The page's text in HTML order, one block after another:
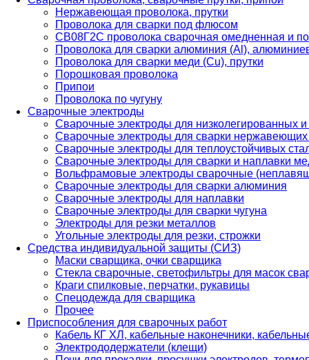
Нержавеющая проволока, прутки
Проволока для сварки под флюсом
СВ08Г2С проволока сварочная омедненная и
Проволока для сварки алюминия (Al),
Проволока для сварки меди (Cu), прутки
Порошковая проволока
Припои
Проволока по чугуну
Сварочные электроды
Сварочные электроды для низколегированных и
Сварочные электроды для сварки
Сварочные электроды для теплоустойчивых
Сварочные электроды для сварки и наплавки
Вольфрамовые электроды сварочные
Сварочные электроды для сварки алюминия
Сварочные электроды для наплавки
Сварочные электроды для сварки чугуна
Электроды для резки металлов
Угольные электроды для резки, строжки
Средства индивидуальной защиты (СИЗ)
Маски сварщика, очки сварщика
Стекла сварочные, светофильтры для масок
Краги спилковые, перчатки, рукавицы
Спецодежда для сварщика
Прочее
Приспособления для сварочных работ
Кабель КГ ХЛ, кабельные наконечники,
Электрододержатели (клещи)